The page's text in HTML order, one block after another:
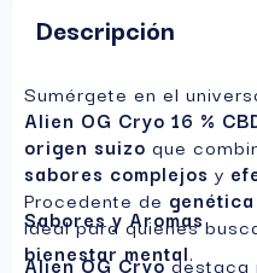
Descripción
Sumérgete en el
Alien OG Cryo 16 %
origen suizo que
sabores complejos y
Procedente de
ideal para quienes
bienestar mental.
Sabores y Aromas
Alien OG Cryodestaca